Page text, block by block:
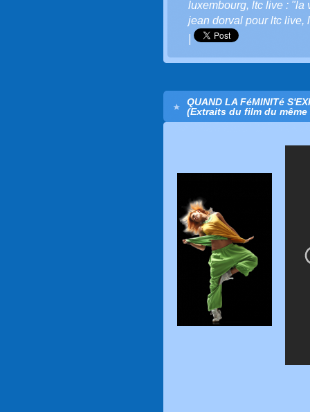
luxembourg, ltc live : "la
jean dorval pour ltc live,
QUAND LA FéMINITé
(Extraits du film du